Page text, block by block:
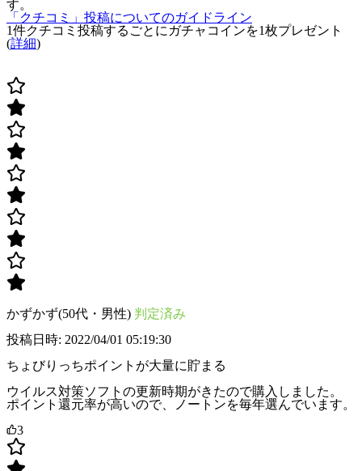
す。
「クチコミ」投稿についてのガイドライン
1件クチコミ投稿するごとに ガチャコインを1枚プレゼント
(詳細)
かずかず(50代・男性) 判定済み
投稿日時: 2022/04/01 05:19:30
ちょびりっちポイントが大量に貯まる
ウイルス対策ソフトの更新時期がきたので購入しました。
ポイント還元率が高いので、ノートンを毎年選んでいます。
3